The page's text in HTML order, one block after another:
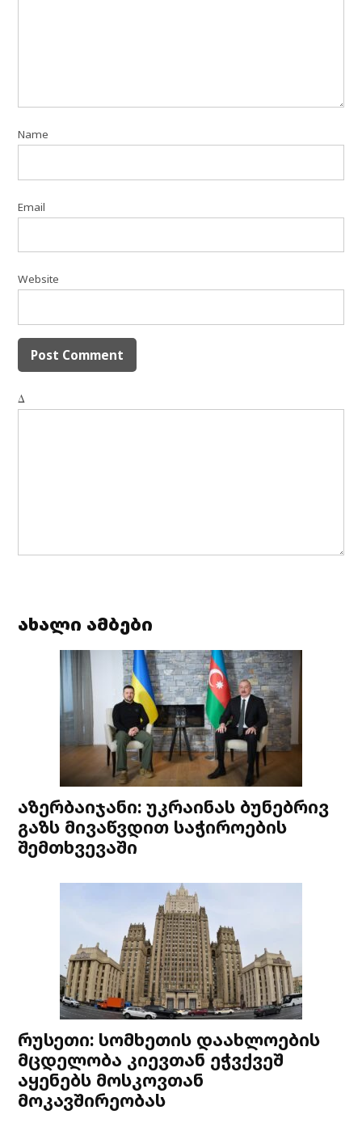
Name
Email
Website
Δ
ახალი ამბები
აზერბაიჯანი: უკრაინას ბუნებრივ
გაზს მივაწვდით საჭიროების
შემთხვევაში
რუსეთი: სომხეთის დაახლოების
მცდელობა კიევთან ეჭვქვეშ
აყენებს მოსკოვთან
მოკავშირეობას